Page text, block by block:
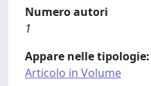
Numero autori
1
Appare nelle tipologie:
Articolo in Volume